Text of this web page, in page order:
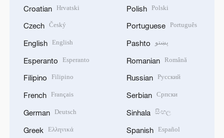
Croatian Hrvatski
Czech Český
English English
Esperanto Esperanto
Filipino Filipino
French Français
German Deutsch
Greek Ελληνικά
Polish Polski
Portuguese Português
Pashto پښتو
Romanian Română
Russian Русский
Serbian Српски
Sinhala සිංහල
Spanish Español